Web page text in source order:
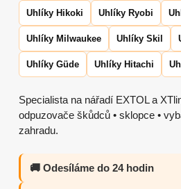
Uhlíky Hikoki Uhlíky Ryobi
Uhlíky Milwaukee Uhlíky Skil
Uhlíky Güde Uhlíky Hitachi
Specialista na nářadí EXTOL a
odpuzovače škůdců • sklopce •
zahradu.
🚚 Odesíláme do 24 hodin